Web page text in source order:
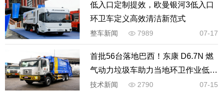
低入口定制提效，欧曼银河3低入口
环卫车定义高效清洁新范式
整车新闻 7989 07-17
首批56台落地巴西！东康 D6.7N 燃
气动力垃圾车助力当地环卫作业低碳
升级
技术新闻 2790 07-15